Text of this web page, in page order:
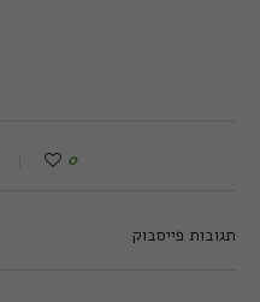
0
תגובות פייסבוק